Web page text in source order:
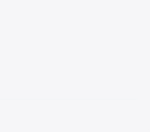
membuat produk